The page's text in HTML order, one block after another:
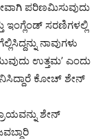
ಪರಿಣಮಿಸುವುದು
ಇಂಗ್ಲೆಂಡ್ ಸರಣಿಗಳಲ್ಲಿ
ನಾವುಗಳು
ಉತ್ತಮ’ ಎಂದು
ಕೋಚ್ ಶೇನ್
ಶೇನ್